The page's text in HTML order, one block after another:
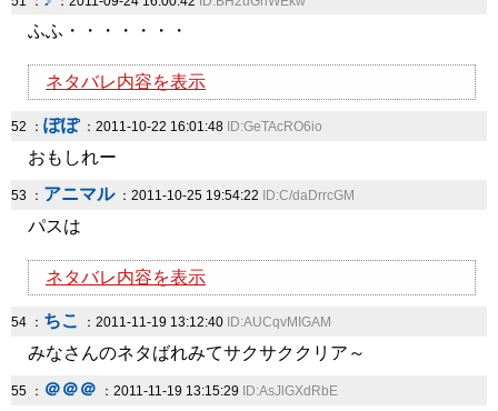
ふふ・・・・・・・
ネタバレ内容を表示
52 ： ぽぽ：2011-10-22 16:01:48 ID:GeTAcRO6io
おもしれー
53 ： アニマル：2011-10-25 19:54:22 ID:C/daDrrcGM
パスは
ネタバレ内容を表示
54 ： ちこ ：2011-11-19 13:12:40 ID:AUCqvMIGAM
みなさんのネタばれみてサクサククリア～
55 ： ＠＠＠ ：2011-11-19 13:15:29 ID:AsJlGXdRbE